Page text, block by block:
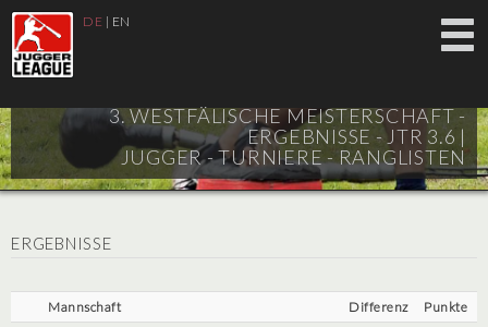
DE | EN
3. WESTFÄLISCHE MEISTERSCHAFT -
ERGEBNISSE - JTR 3.6 |
JUGGER - TURNIERE - RANGLISTEN
ERGEBNISSE
Mannschaft Differenz
Punkte